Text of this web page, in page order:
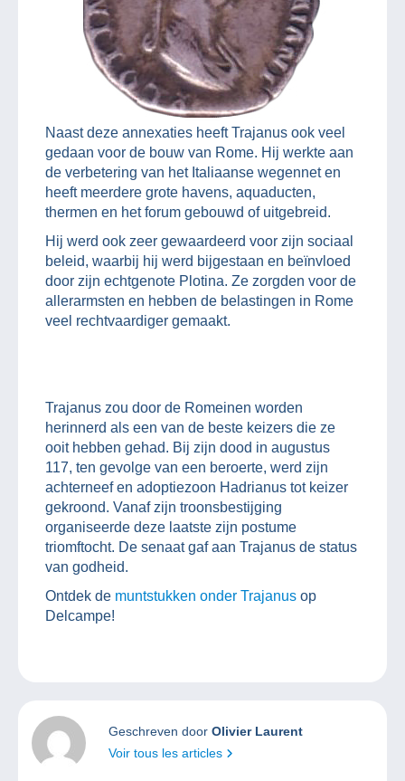
Naast deze annexaties heeft Trajanus ook veel
gedaan voor de bouw van Rome. Hij werkte aan
de verbetering van het Italiaanse wegennet en
heeft meerdere grote havens, aquaducten,
thermen en het forum gebouwd of uitgebreid.
Hij werd ook zeer gewaardeerd voor zijn sociaal
beleid, waarbij hij werd bijgestaan en beïnvloed
door zijn echtgenote Plotina. Ze zorgden voor de
allerarmsten en hebben de belastingen in Rome
veel rechtvaardiger gemaakt.
Trajanus zou door de Romeinen worden
herinnerd als een van de beste keizers die ze
ooit hebben gehad. Bij zijn dood in augustus
117, ten gevolge van een beroerte, werd zijn
achterneef en adoptiezoon Hadrianus tot keizer
gekroond. Vanaf zijn troonsbestijging
organiseerde deze laatste zijn postume
triomftocht. De senaat gaf aan Trajanus de status
van godheid.
Ontdek de muntstukken onder Trajanus op
Delcampe!
Geschreven door Olivier Laurent
Voir tous les articles